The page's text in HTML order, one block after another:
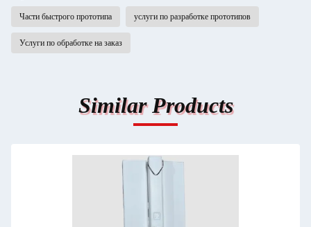
Части быстрого прототипа услуги по разработке прототипов
Услуги по обработке на заказ
Similar Products